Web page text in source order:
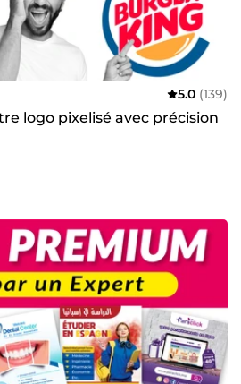
5.0 (139)
logo pixelisé avec précision